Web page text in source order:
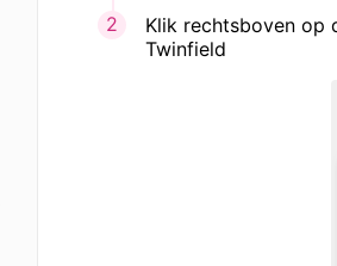
Klik rechtsboven op
Twinfield